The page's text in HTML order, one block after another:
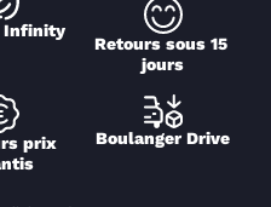
Infinity
Retours sous 15
jours
prix
Boulanger Drive